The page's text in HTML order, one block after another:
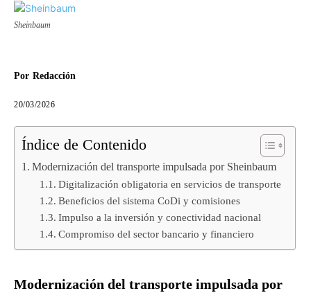
Sheinbaum
Por Redacción
20/03/2026
Índice de Contenido
Modernización del transporte impulsada por Sheinbaum
Digitalización obligatoria en servicios de transporte
Beneficios del sistema CoDi y comisiones
Impulso a la inversión y conectividad nacional
Compromiso del sector bancario y financiero
Modernización del transporte impulsada por